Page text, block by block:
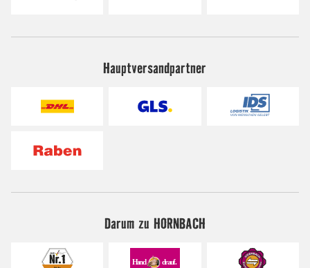
Hauptversandpartner
Darum zu HORNBACH